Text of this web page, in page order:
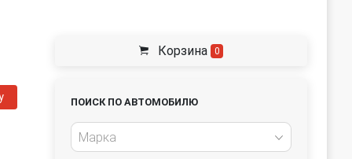
Корзина 0
ПОИСК ПО АВТОМОБИЛЮ
Марка